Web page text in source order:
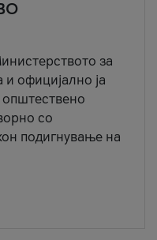
за
официјално ја
општествено
со
подигнување на